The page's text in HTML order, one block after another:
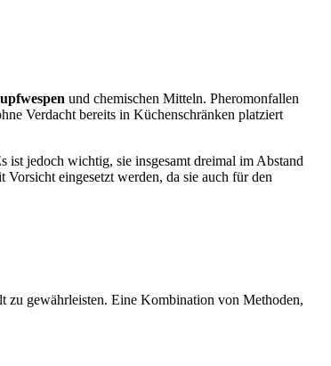
und chemischen Mitteln. Pheromonfallen
Verdacht bereits in Küchenschränken platziert
ist jedoch wichtig, sie insgesamt dreimal im Abstand
eingesetzt werden, da sie auch für den
gewährleisten. Eine Kombination von Methoden,